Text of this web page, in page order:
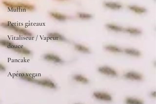
Muffin
Petits gâteaux
Vitaliseur / Vapeur
douce
Pancake
Apéro vegan